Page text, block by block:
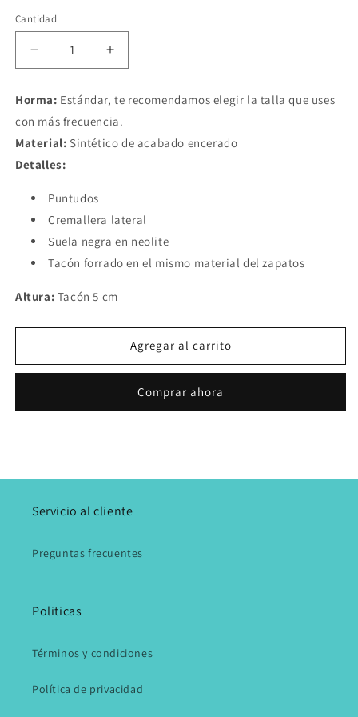
Cantidad
Reducir
cantidad
Botines
Angie
Rojo
Aumentar
cantidad
Botines
Angie
Rojo
Horma: Estándar, te recomendamos elegir la talla que uses
con más frecuencia.
Material: Sintético de acabado encerado
Detalles:
Puntudos
Cremallera lateral
Suela negra en neolite
Tacón forrado en el mismo material del zapatos
Altura: Tacón 5 cm
Agregar al carrito
Comprar ahora
Servicio al cliente
Preguntas frecuentes
Politicas
Términos y condiciones
Política de privacidad